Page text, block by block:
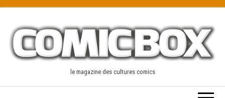
content
le magazine des cultures comics